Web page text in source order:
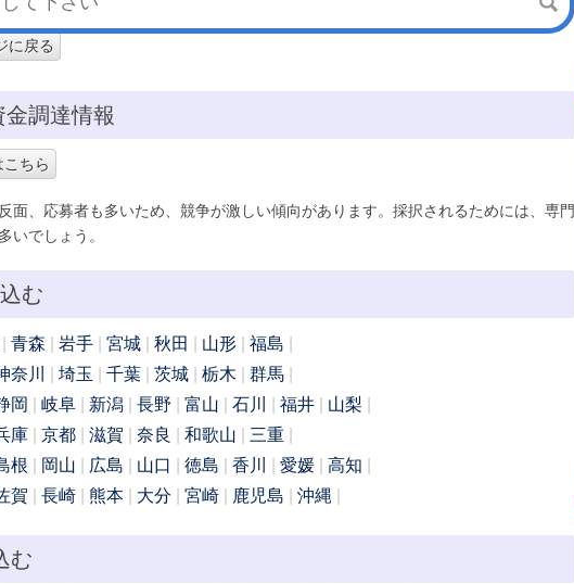
に戻る
調達情報
ちら
面、応募者も多いため、競争が激しい傾向があります。採択されるためには、専門
いでしょう。
む
青森 岩手 宮城 秋田 山形
福島
奈川 埼玉 千葉 茨城 栃木
群馬
岡 岐阜 新潟 長野 富山 石川 福井
山梨
庫 京都 滋賀 奈良 和歌山
三重
根 岡山 広島 山口 徳島 香川 愛媛
高知
賀 長崎 熊本 大分 宮崎 鹿児島 沖縄
む